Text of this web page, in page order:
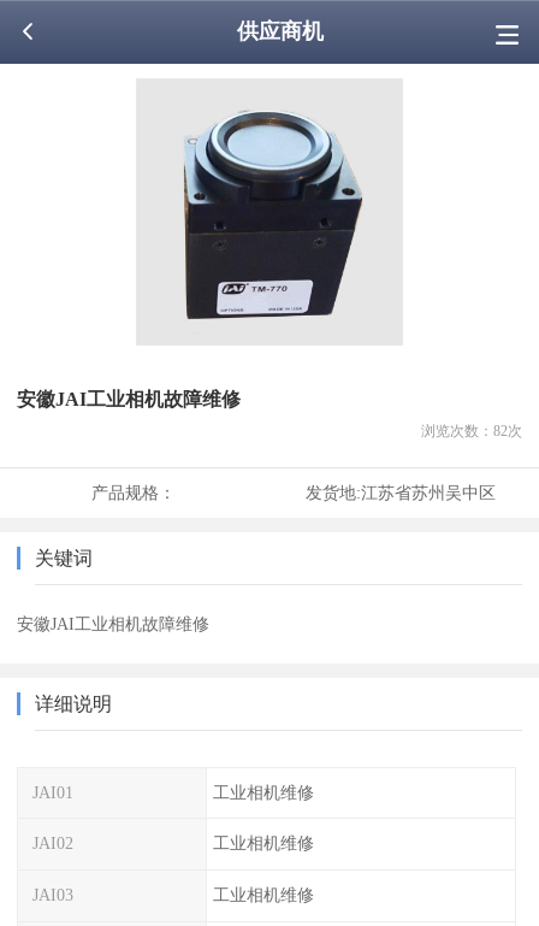
供应商机
安徽JAI工业相机故障维修
浏览次数： 82次
产品规格： 发货地:江苏省苏州吴中区
关键词
安徽JAI工业相机故障维修
详细说明
JAI01 工业相机维修
JAI02 工业相机维修
JAI03 工业相机维修